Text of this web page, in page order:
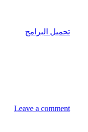
تحميل البرامج
Leave a comment